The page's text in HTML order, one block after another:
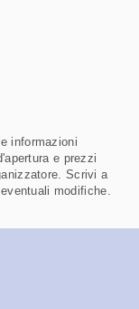
informazioni
e prezzi
Scrivi a
modifiche.